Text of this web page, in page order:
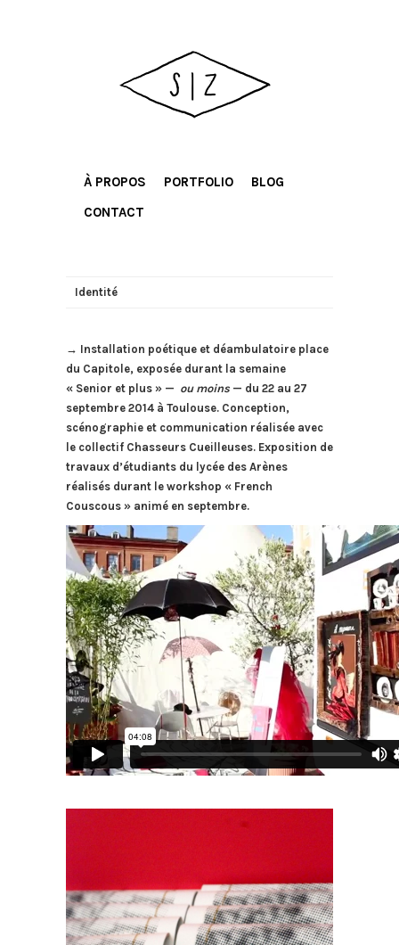
À PROPOS PORTFOLIO
BLOG
CONTACT
Identité
→ Installation poétique et déambulatoire place
du Capitole, exposée durant la semaine
« Senior et plus » — ou moins — du 22 au 27
septembre 2014 à Toulouse. Conception,
scénographie et communication réalisée avec
le collectif Chasseurs Cueilleuses. Exposition de
travaux d’étudiants du lycée des Arènes
réalisés durant le workshop « French
Couscous » animé en septembre.